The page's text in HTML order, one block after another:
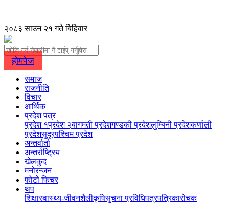
२०८३ साउन २१ गते बिहिवार
होमपेज
समाज
राजनीति
विचार
आर्थिक
प्रदेश पत्र
प्रदेश १प्रदेश २बागमती प्रदेशगण्डकी प्रदेशलुम्बिनी प्रदेशकर्णाली
प्रदेशसुदूरपश्चिम प्रदेश
अन्तर्वार्ता
अन्तर्राष्ट्रिय
खेलकुद
मनोरन्जन
फोटो फिचर
थप
शिक्षास्वास्थ्य-जीवनशैलीकृषिसुचना प्रविधिपत्रपत्रिकारोचक